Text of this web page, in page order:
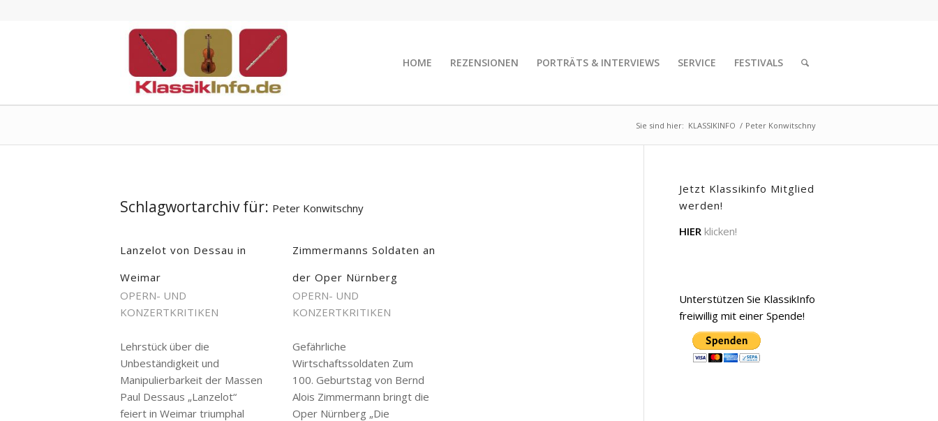
HOME REZENSIONEN PORTRÄTS & INTERVIEWS SERVICE FESTIVALS
Sie sind hier: KLASSIKINFO / Peter Konwitschny
Schlagwortarchiv für: Peter Konwitschny
Lanzelot von Dessau in
Weimar
OPERN- UND
KONZERTKRITIKEN
Lehrstück über die
Unbeständigkeit und
Manipulierbarkeit der Massen
Paul Dessaus „Lanzelot“
feiert in Weimar triumphal
Zimmermanns Soldaten an
der Oper Nürnberg
OPERN- UND
KONZERTKRITIKEN
Gefährliche
Wirtschaftssoldaten Zum
100. Geburtstag von Bernd
Alois Zimmermann bringt die
Oper Nürnberg „Die
Jetzt Klassikinfo Mitglied
werden!
HIER klicken!
Unterstützen Sie KlassikInfo
freiwillig mit einer Spende!